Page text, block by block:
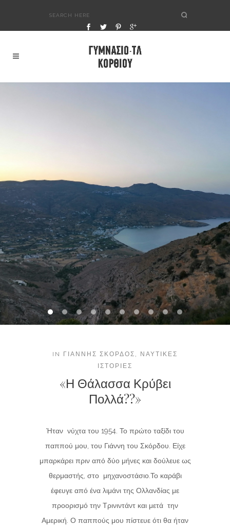
IN ΓΙΆΝΝΗΣ ΣΚΌΡΔΟΣ , ΝΑΥΤΙΚΈΣ
ΙΣΤΟΡΊΕΣ
«Η Θάλασσα Κρύβει
Πολλά??»
Ήταν νύχτα του 1954. Το πρώτο ταξίδι του
παππού μου, του Γιάννη του Σκόρδου. Είχε
μπαρκάρει πριν από δύο μήνες και δούλευε ως
θερμαστής, στο μηχανοστάσιο.Το καράβι
έφευγε από ένα λιμάνι της Ολλανδίας με
προορισμό την Τρινιντάντ και μετά την
Αμερική. Ο παππούς μου πίστευε ότι θα ήταν